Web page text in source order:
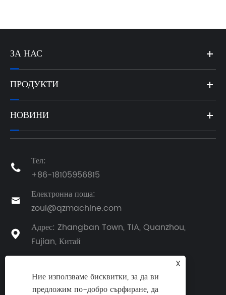
ЗА НАС
ПРОДУКТИ
НОВИНИ

Тел:
+86-18105956815

Електронна поща:
zoul@qzmachine.com

Адрес: Zhangban Town, TIA, Quanzhou,
Fujian, Китай
X
Ние използваме бисквитки, за да ви
предложим по-добро сърфиране, да